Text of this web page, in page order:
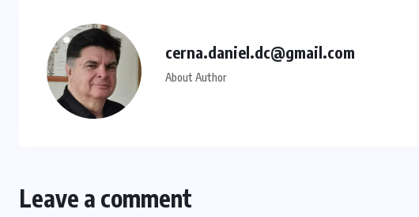
cerna.daniel.dc@gmail.com
About Author
Leave a comment